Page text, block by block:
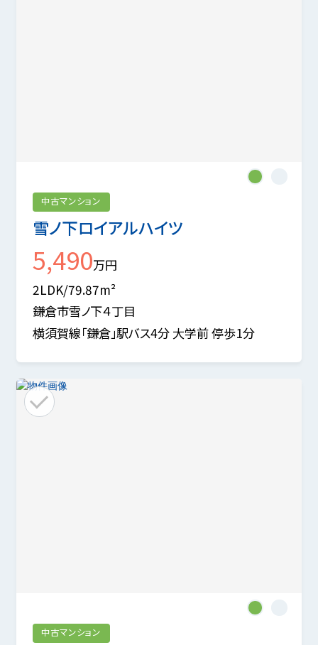
雪ノ下ロイアルハイツ
中古マンション
5,490万円
2LDK/79.87m²
鎌倉市雪ノ下４丁目
横須賀線「鎌倉」駅バス4分 大学前 停歩1分
中古マンション